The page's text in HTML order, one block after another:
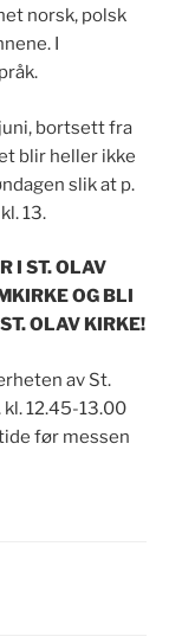
norsk, polsk
I
bortsett fra
blir heller ikke
slik at p.
13.
I ST. OLAV
OG BLI
OLAV KIRKE!
av St.
12.45-13.00
før messen